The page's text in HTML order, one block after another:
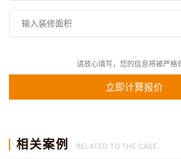
请放心填写，您的信息将被严格
相关案例 RELATED TO THE CASE